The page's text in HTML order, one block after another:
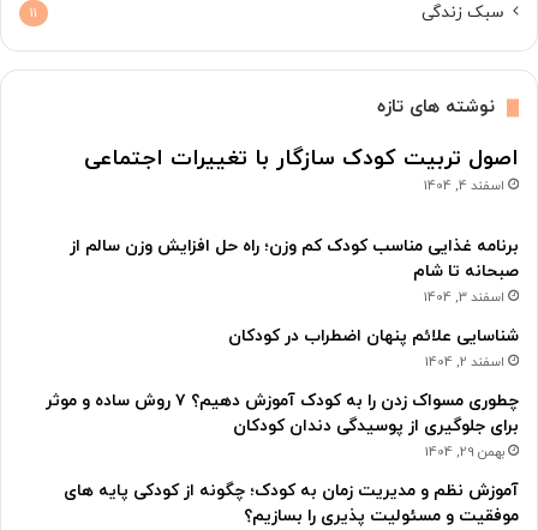
سبک زندگی 11
نوشته های تازه
اصول تربیت کودک سازگار با تغییرات اجتماعی
اسفند 4, 1404
برنامه غذایی مناسب کودک کم وزن؛ راه حل افزایش وزن سالم از
صبحانه تا شام
اسفند 3, 1404
شناسایی علائم پنهان اضطراب در کودکان
اسفند 2, 1404
چطوری مسواک زدن را به کودک آموزش دهیم؟ ۷ روش ساده و موثر
برای جلوگیری از پوسیدگی دندان کودکان
بهمن 29, 1404
آموزش نظم و مدیریت زمان به کودک؛ چگونه از کودکی پایه های
موفقیت و مسئولیت پذیری را بسازیم؟